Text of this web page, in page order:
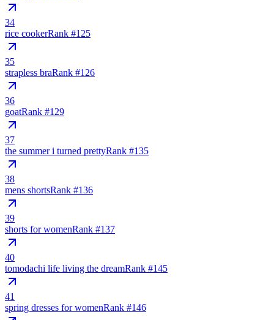
34
rice cookerRank #125
35
strapless braRank #126
36
goatRank #129
37
the summer i turned prettyRank #135
38
mens shortsRank #136
39
shorts for womenRank #137
40
tomodachi life living the dreamRank #145
41
spring dresses for womenRank #146